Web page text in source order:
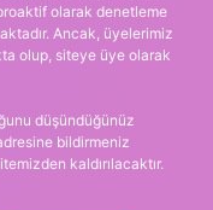
olarak denetleme
Ancak, üyelerimiz
olup, siteye üye olarak
düşündüğünüz
bildirmeniz
kaldırılacaktır.